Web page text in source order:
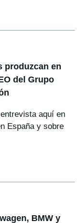
produzcan en
del Grupo
aquí en
España y sobre
BMW y